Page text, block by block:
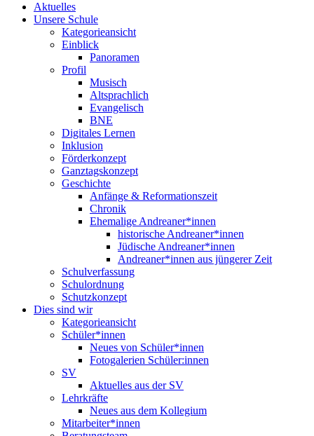
Aktuelles
Unsere Schule
Kategorieansicht
Einblick
Panoramen
Profil
Musisch
Altsprachlich
Evangelisch
BNE
Digitales Lernen
Inklusion
Förderkonzept
Ganztagskonzept
Geschichte
Anfänge & Reformationszeit
Chronik
Ehemalige Andreaner*innen
historische Andreaner*innen
Jüdische Andreaner*innen
Andreaner*innen aus jüngerer Zeit
Schulverfassung
Schulordnung
Schutzkonzept
Dies sind wir
Kategorieansicht
Schüler*innen
Neues von Schüler*innen
Fotogalerien Schüler:innen
SV
Aktuelles aus der SV
Lehrkräfte
Neues aus dem Kollegium
Mitarbeiter*innen